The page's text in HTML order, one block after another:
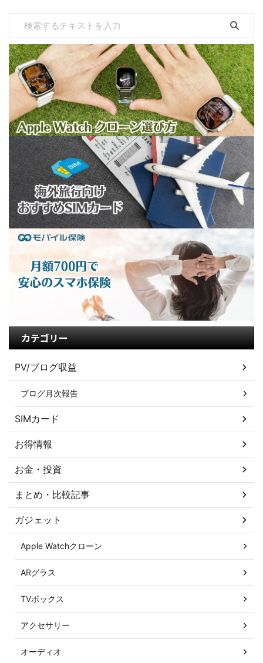
カテゴリー
PV/ブログ収益
ブログ月次報告
SIMカード
お得情報
お金・投資
まとめ・比較記事
ガジェット
Apple Watchクローン
ARグラス
TVボックス
アクセサリー
オーディオ